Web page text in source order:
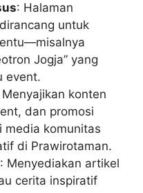
: Halaman
untuk
Jogja” yang
event.
Menyajikan konten
dan promosi
media komunitas
di Prawirotaman.
: Menyediakan artikel
cerita inspiratif